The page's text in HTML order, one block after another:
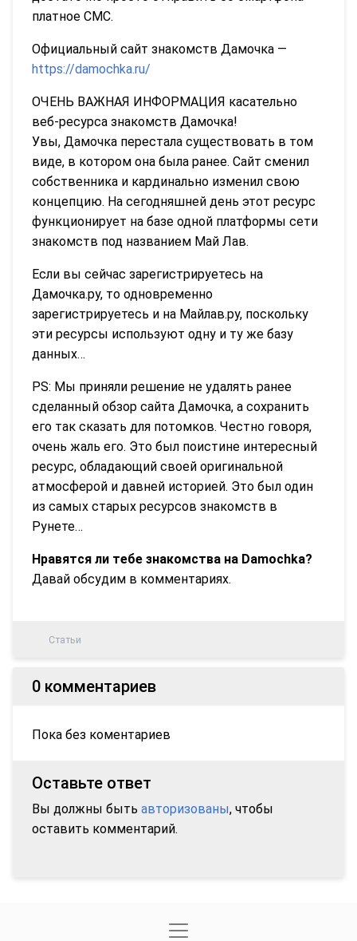
платное СМС.
Официальный сайт знакомств Дамочка —
https://damochka.ru/
ОЧЕНЬ ВАЖНАЯ ИНФОРМАЦИЯ касательно
веб-ресурса знакомств Дамочка!
Увы, Дамочка перестала существовать в том
виде, в котором она была ранее. Сайт сменил
собственника и кардинально изменил свою
концепцию. На сегодняшней день этот ресурс
функционирует на базе одной платформы сети
знакомств под названием Май Лав.
Если вы сейчас зарегистрируетесь на
Дамочка.ру, то одновременно
зарегистрируетесь и на Майлав.ру, поскольку
эти ресурсы используют одну и ту же базу
данных…
PS: Мы приняли решение не удалять ранее
сделанный обзор сайта Дамочка, а сохранить
его так сказать для потомков. Честно говоря,
очень жаль его. Это был поистине интересный
ресурс, обладающий своей оригинальной
атмосферой и давней историей. Это был один
из самых старых ресурсов знакомств в
Рунете…
Нравятся ли тебе знакомства на Damochka?
Давай обсудим в комментариях.
Статьи
0 комментариев
Пока без коментариев
Оставьте ответ
Вы должны быть авторизованы, чтобы
оставить комментарий.